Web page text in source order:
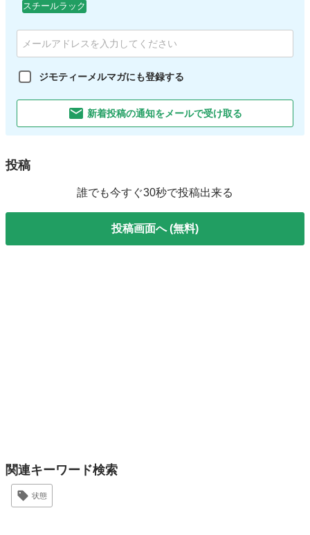
スチールラック
ジモティーメルマガにも登録する
新着投稿の通知をメールで受け取る
投稿
誰でも今すぐ30秒で投稿出来る
投稿画面へ (無料)
関連キーワード検索
状態